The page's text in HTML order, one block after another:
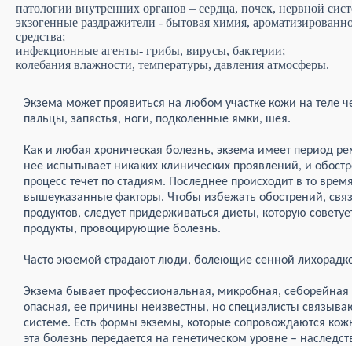
патологии внутренних органов – сердца, почек, нервной
экзогенные раздражители - бытовая химия,
средства;
инфекционные агенты- грибы, вирусы, бактерии;
колебания влажности, температуры, давления атмосферы.
Экзема может проявиться на любом участке кожи на теле
пальцы, запястья, ноги, подколенные ямки, шея.
Как и любая хроническая болезнь, экзема имеет период
нее испытывает никаких клинических проявлений, и
процесс течет по стадиям. Последнее происходит в то
вышеуказанные факторы. Чтобы избежать обострений,
продуктов, следует придерживаться диеты, которую
продукты, провоцирующие болезнь.
Часто экземой страдают люди, болеющие сенной
Экзема бывает профессиональная, микробная,
опасная, ее причины неизвестны, но специалисты
системе. Есть формы экземы, которые сопровождаются
эта болезнь передается на генетическом уровне –